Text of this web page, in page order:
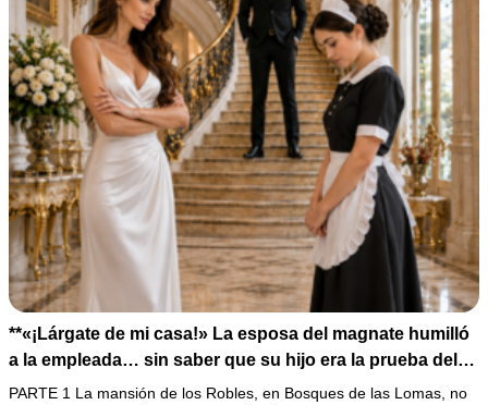
**«¡Lárgate de mi casa!» La esposa del magnate humilló
a la empleada… sin saber que su hijo era la prueba del
secreto que todos habían enterrado*
PARTE 1 La mansión de los Robles, en Bosques de las Lomas, no